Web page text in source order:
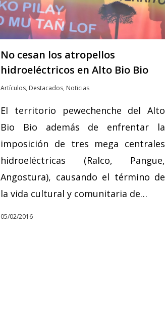
No cesan los atropellos
hidroeléctricos en Alto Bio Bio
Artículos, Destacados, Noticias
El territorio pewechenche del Alto
Bio Bio además de enfrentar la
imposición de tres mega centrales
hidroeléctricas (Ralco, Pangue,
Angostura), causando el término de
la vida cultural y comunitaria de…
05/02/2016